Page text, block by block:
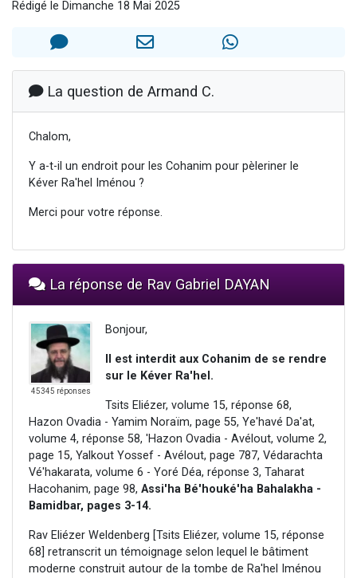
30 personnes viennent de faire un don pour Sauvez la jambe de Yohan
12 nouvelles musiques dans Torah-Box Music
29 personnes viennent de demander une bénédiction
Rédigé le Dimanche 18 Mai 2025
La question de Armand C.
Chalom,
Y a-t-il un endroit pour les Cohanim pour pèleriner le
Kéver Ra'hel Iménou ?
Merci pour votre réponse.
La réponse de Rav Gabriel DAYAN
45345 réponses
Bonjour,
Il est interdit aux Cohanim de se rendre
sur le Kéver Ra'hel.
Tsits Eliézer, volume 15, réponse 68,
Hazon Ovadia - Yamim Noraïm, page 55, Ye'havé Da'at,
volume 4, réponse 58, 'Hazon Ovadia - Avélout, volume 2,
page 15, Yalkout Yossef - Avélout, page 787, Védarachta
Vé'hakarata, volume 6 - Yoré Déa, réponse 3, Taharat
Hacohanim, page 98, Assi'ha Bé'houké'ha Bahalakha -
Bamidbar, pages 3-14.
Rav Eliézer Weldenberg [Tsits Eliézer, volume 15, réponse
68] retranscrit un témoignage selon lequel le bâtiment
moderne construit autour de la tombe de Ra'hel Iménou